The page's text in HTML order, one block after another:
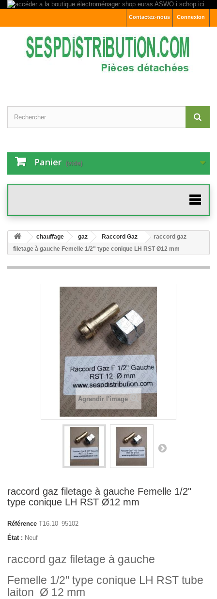
Connexion
Contactez-nous
Panier (vide)
chauffage gaz Raccord Gaz
raccord gaz
filetage à gauche Femelle 1/2" type conique LH RST Ø12 mm
Agrandir l'image
raccord gaz filetage à gauche Femelle 1/2"
type conique LH RST Ø12 mm
Référence T16.10_95102
État : Neuf
raccord gaz filetage à gauche
Femelle 1/2" type conique LH RST tube
laiton Ø 12 mm